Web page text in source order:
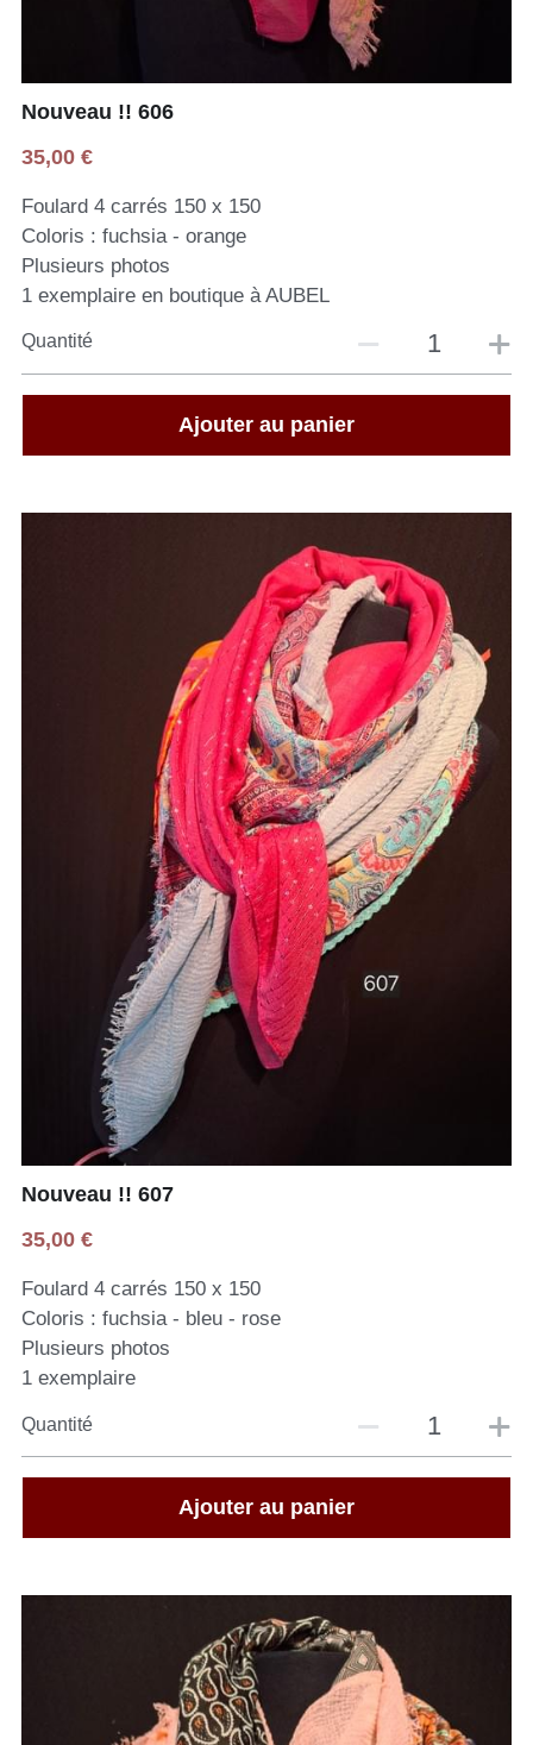
Nouveau !! 606
35,00 €
Foulard 4 carrés 150 x 150
Coloris : fuchsia - orange
Plusieurs photos
1 exemplaire en boutique à AUBEL
Quantité
Ajouter au panier
Nouveau !! 607
35,00 €
Foulard 4 carrés 150 x 150
Coloris : fuchsia - bleu - rose
Plusieurs photos
1 exemplaire
Quantité
Ajouter au panier